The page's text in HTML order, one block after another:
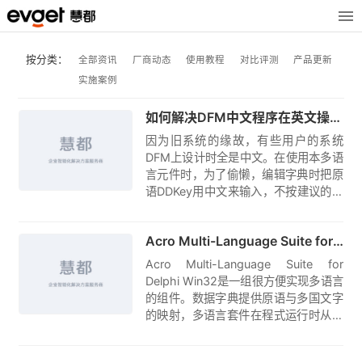
按分类： 全部资讯 厂商动态 使用教程 对比评测
产品更新
实施案例
如何解决DFM中文程序在英文操作系统中乱码的问题
因为旧系统的缘故，有些用户的系统
DFM上设计时全是中文。在使用本多语
言元件时，为了偷懒，编辑字典时把原
语DDKey用中文来输入，不按建议的方
运行，无论如何调整Charset，显示都
会是一堆问号。
Acro Multi-Language Suite for Delphi Win32发布4.0.9.2149版本
Acro Multi-Language Suite for
Delphi Win32是一组很方便实现多语言
的组件。数据字典提供原语与多国文字
的映射，多语言套件在程式运行时从文